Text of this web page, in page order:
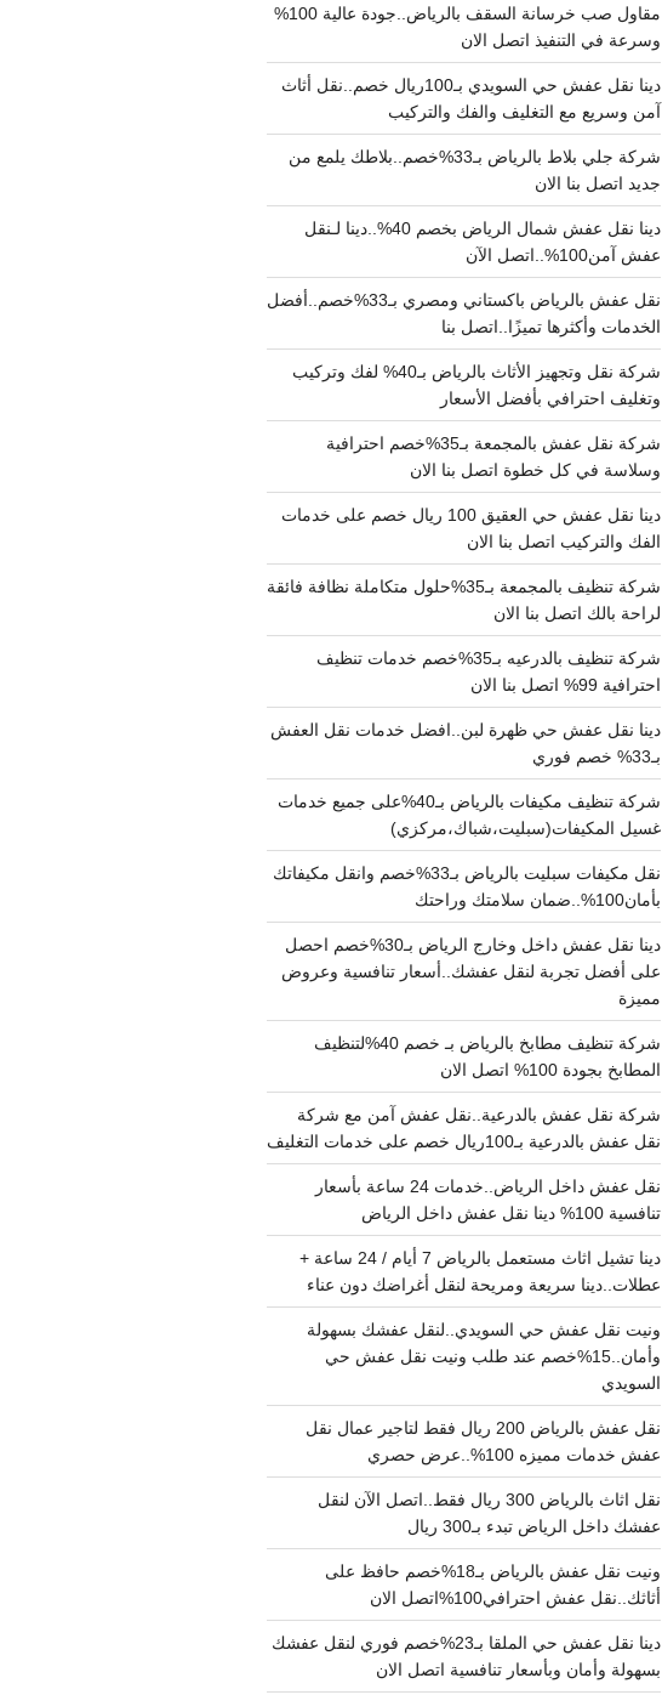
مقاول صب خرسانة السقف بالرياض..جودة عالية 100%
وسرعة في التنفيذ اتصل الان
دينا نقل عفش حي السويدي بـ100ريال خصم..نقل أثاث
آمن وسريع مع التغليف والفك والتركيب
شركة جلي بلاط بالرياض بـ33%خصم..بلاطك يلمع من
جديد اتصل بنا الان
دينا نقل عفش شمال الرياض بخصم 40%..دينا لـنقل
عفش آمن100%..اتصل الآن
نقل عفش بالرياض باكستاني ومصري بـ33%خصم..أفضل
الخدمات وأكثرها تميزًا..اتصل بنا
شركة نقل وتجهيز الأثاث بالرياض بـ40% لفك وتركيب
وتغليف احترافي بأفضل الأسعار
شركة نقل عفش بالمجمعة بـ35%خصم احترافية
وسلاسة في كل خطوة اتصل بنا الان
دينا نقل عفش حي العقيق 100 ريال خصم على خدمات
الفك والتركيب اتصل بنا الان
شركة تنظيف بالمجمعة بـ35%حلول متكاملة نظافة فائقة
لراحة بالك اتصل بنا الان
شركة تنظيف بالدرعيه بـ35%خصم خدمات تنظيف
احترافية 99% اتصل بنا الان
دينا نقل عفش حي ظهرة لبن..افضل خدمات نقل العفش
بـ33% خصم فوري
شركة تنظيف مكيفات بالرياض بـ40%على جميع خدمات
غسيل المكيفات(سبليت،شباك،مركزي)
نقل مكيفات سبليت بالرياض بـ33%خصم وانقل مكيفاتك
بأمان100%..ضمان سلامتك وراحتك
دينا نقل عفش داخل وخارج الرياض بـ30%خصم احصل
على أفضل تجربة لنقل عفشك..أسعار تنافسية وعروض
مميزة
شركة تنظيف مطابخ بالرياض بـ خصم 40%لتنظيف
المطابخ بجودة 100% اتصل الان
شركة نقل عفش بالدرعية..نقل عفش آمن مع شركة
نقل عفش بالدرعية بـ100ريال خصم على خدمات التغليف
نقل عفش داخل الرياض..خدمات 24 ساعة بأسعار
تنافسية 100% دينا نقل عفش داخل الرياض
دينا تشيل اثاث مستعمل بالرياض 7 أيام / 24 ساعة +
عطلات..دينا سريعة ومريحة لنقل أغراضك دون عناء
ونيت نقل عفش حي السويدي..لنقل عفشك بسهولة
وأمان..15%خصم عند طلب ونيت نقل عفش حي
السويدي
نقل عفش بالرياض 200 ريال فقط لتاجير عمال نقل
عفش خدمات مميزه 100%..عرض حصري
نقل اثاث بالرياض 300 ريال فقط..اتصل الآن لنقل
عفشك داخل الرياض تبدء بـ300 ريال
ونيت نقل عفش بالرياض بـ18%خصم حافظ على
أثاثك..نقل عفش احترافي100%اتصل الان
دينا نقل عفش حي الملقا بـ23%خصم فوري لنقل عفشك
بسهولة وأمان وبأسعار تنافسية اتصل الان